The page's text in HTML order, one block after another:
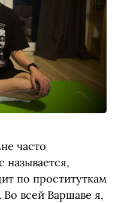
часто
называется,
по проституткам
всей Варшаве я,